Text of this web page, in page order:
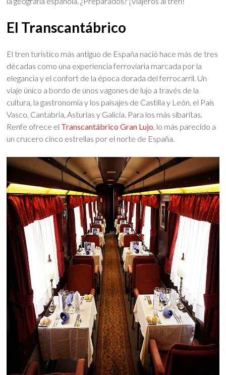
El Transcantábrico
El tren turístico más antiguo de España nació hace más de tres
décadas como una experiencia ferroviaria marcada por la
elegancia y el confort de la época dorada del ferrocarril. Un
viaje único a bordo de unos vagones de lujo a través de la
cultura, la gastronomía y los paisajes de Castilla y León, el País
Vasco, Cantabria, Asturias y Galicia. Para los más sibaritas,
Renfe ofrece el Transcantábrico Gran Lujo , lo más parecido a
un crucero cinco estrellas por el norte de España.